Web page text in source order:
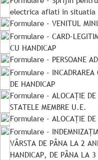
electrica aflati in situatia
Formulare - VENITUL
Formulare - CARD-
CU HANDICAP
Formulare - PERSOANE
Formulare - INCADRAREA
DE HANDICAP
Formulare - ALOCAȚIE DE
STATELE MEMBRE U.E.
Formulare - ALOCAȚIE DE
Formulare -
VÂRSTA DE PÂNA LA 2
HANDICAP, DE PÂNA LA 3